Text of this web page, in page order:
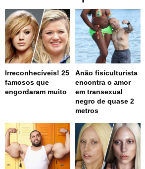
Irreconhecíveis! 25
famosos que
engordaram muito
Anão fisiculturista
encontra o amor
em transexual
negro de quase 2
metros